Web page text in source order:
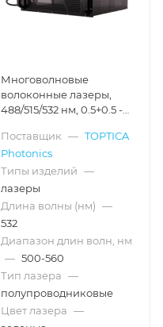
Многоволновые
волоконные лазеры,
488/515/532 нм, 0.5+0.5 -
Поставщик — TOPTICA
Photonics
Типы изделий —
лазеры
Длина волны (нм) —
532
Диапазон длин волн, нм
— 500-560
Тип лазера —
полупроводниковые
Цвет лазера —